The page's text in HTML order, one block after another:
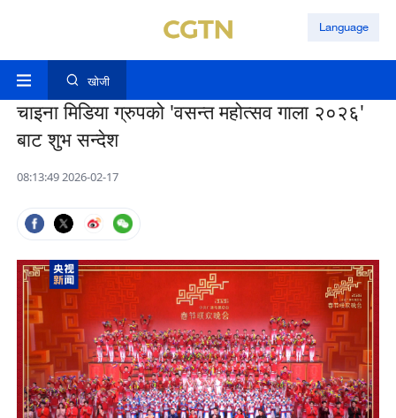
Language
खोजी
चाइना मिडिया ग्रुपको 'वसन्त महोत्सव गाला २०२६'
बाट शुभ सन्देश
08:13:49 2026-02-17